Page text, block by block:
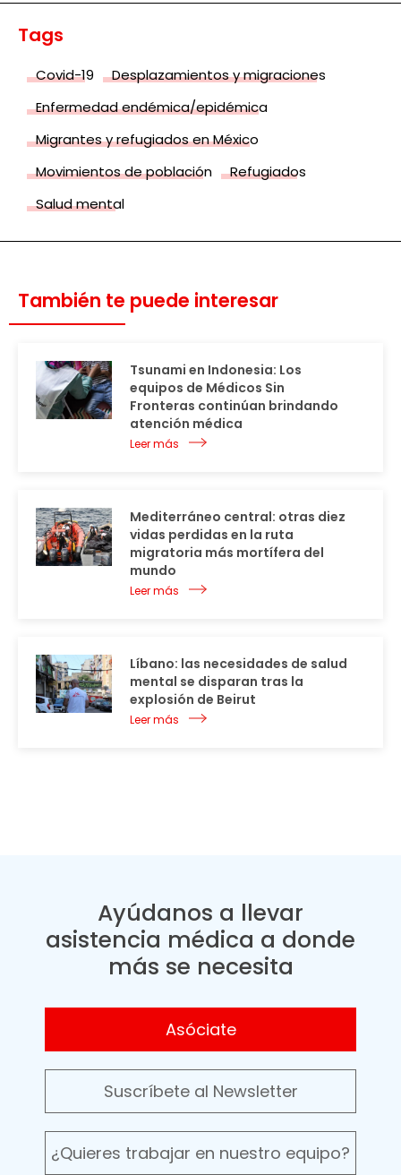
Tags
Covid-19
Desplazamientos y migraciones
Enfermedad endémica/epidémica
Migrantes y refugiados en México
Movimientos de población
Refugiados
Salud mental
También te puede interesar
Tsunami en Indonesia: Los
equipos de Médicos Sin
Fronteras continúan brindando
atención médica
Leer más
Mediterráneo central: otras diez
vidas perdidas en la ruta
migratoria más mortífera del
mundo
Leer más
Líbano: las necesidades de salud
mental se disparan tras la
explosión de Beirut
Leer más
Ayúdanos a llevar
asistencia médica a donde
más se necesita
Asóciate
Suscríbete al Newsletter
¿Quieres trabajar en nuestro equipo?